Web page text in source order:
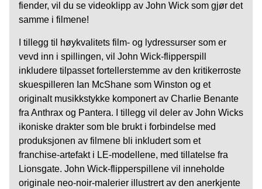
fiender, vil du se videoklipp av John Wick som gjør det
samme i filmene!
I tillegg til høykvalitets film- og lydressurser som er
vevd inn i spillingen, vil John Wick-flipperspill
inkludere tilpasset fortellerstemme av den kritikerroste
skuespilleren Ian McShane som Winston og et
originalt musikkstykke komponert av Charlie Benante
fra Anthrax og Pantera. I tillegg vil deler av John Wicks
ikoniske drakter som ble brukt i forbindelse med
produksjonen av filmene bli inkludert som et
franchise-artefakt i LE-modellene, med tillatelse fra
Lionsgate. John Wick-flipperspillene vil inneholde
originale neo-noir-malerier illustrert av den anerkjente